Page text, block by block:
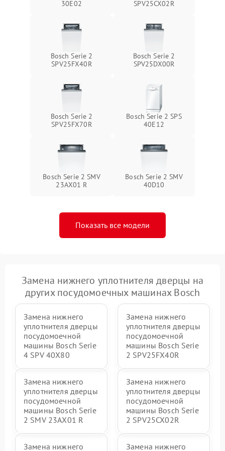
30E02
SPV25CX02R
Bosch Serie 2
SPV25FX40R
Bosch Serie 2
SPV25DX00R
Bosch Serie 2
SPV25FX70R
Bosch Serie 2 SPS
40E12
Bosch Serie 2 SMV
23AX01 R
Bosch Serie 2 SMV
40D10
Показать все модели
Замена нижнего уплотнителя дверцы на
других посудомоечных машинах Bosch
Замена нижнего
уплотнителя дверцы
посудомоечной
машины Bosch Serie
4 SPV 40X80
Замена нижнего
уплотнителя дверцы
посудомоечной
машины Bosch Serie
2 SPV25FX40R
Замена нижнего
уплотнителя дверцы
посудомоечной
машины Bosch Serie
2 SMV 23AX01 R
Замена нижнего
уплотнителя дверцы
посудомоечной
машины Bosch Serie
2 SPV25CX02R
Замена нижнего Замена нижнего